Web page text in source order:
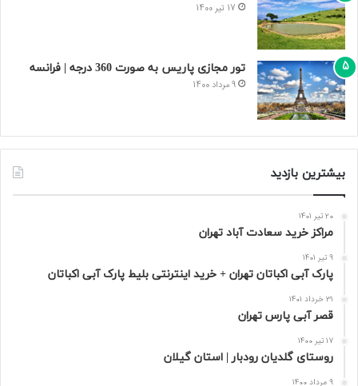
17 تیر 1400
تور مجازی پاریس به صورت 360 درجه | فرانسه
9 مرداد 1400
بیشترین بازدید
20 تیر 1401
مراکز خرید سعادت‌ آباد تهران
9 تیر 1401
پارک آبی اکباتان تهران + خرید اینترنتی بلیط پارک آبی اکباتان
31 خرداد 1401
قصر آبی پارس تهران
17 تیر 1400
روستای گلدیان رودبار | استان گیلان
9 مرداد 1400